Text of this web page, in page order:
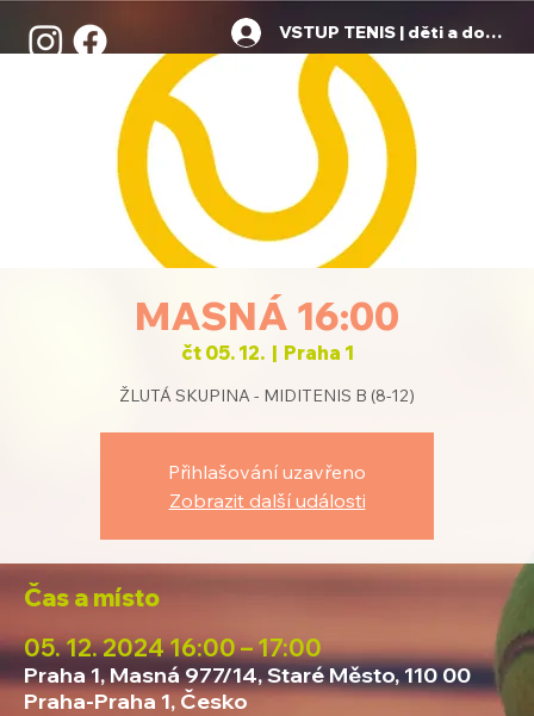
VSTUP TENIS | děti a dospělí
MASNÁ 16:00
čt 05. 12.
  |
Praha 1
ŽLUTÁ SKUPINA - MIDITENIS B (8-12)
Přihlašování uzavřeno
Zobrazit další události
Čas a místo
05. 12. 2024 16:00 – 17:00
Praha 1, Masná 977/14, Staré Město, 110 00
Praha-Praha 1, Česko